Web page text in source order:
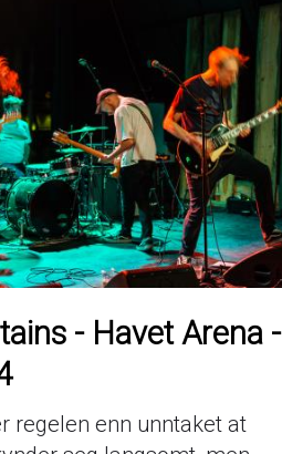
- Havet Arena -
regelen enn unntaket at